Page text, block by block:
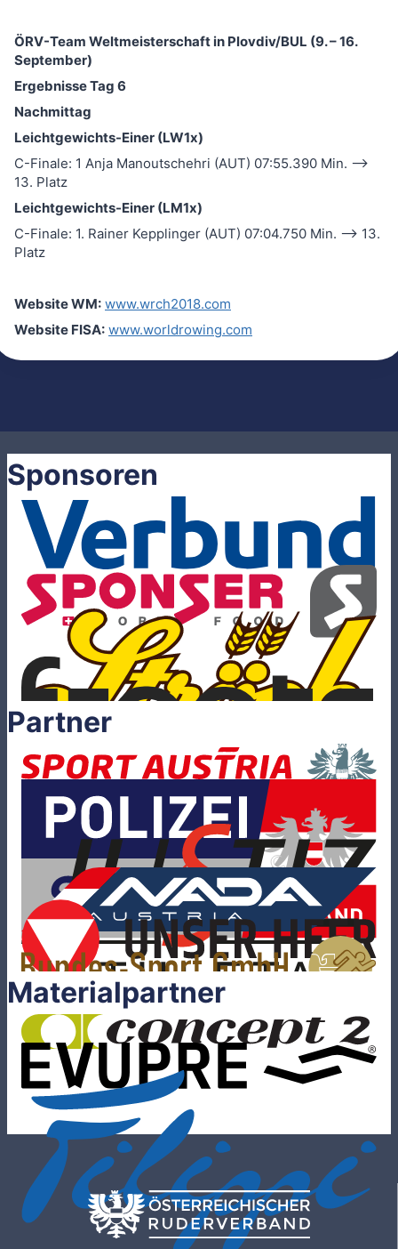
ÖRV-Team Weltmeisterschaft in Plovdiv/BUL (9. – 16.
September)
Ergebnisse Tag 6
Nachmittag
Leichtgewichts-Einer (LW1x)
C-Finale: 1 Anja Manoutschehri (AUT) 07:55.390 Min. –>
13. Platz
Leichtgewichts-Einer (LM1x)
C-Finale: 1. Rainer Kepplinger (AUT) 07:04.750 Min. –> 13.
Platz
Website WM: www.wrch2018.com
Website FISA: www.worldrowing.com
Sponsoren
Partner
Materialpartner